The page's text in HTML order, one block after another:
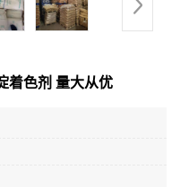
着色剂 量大从优